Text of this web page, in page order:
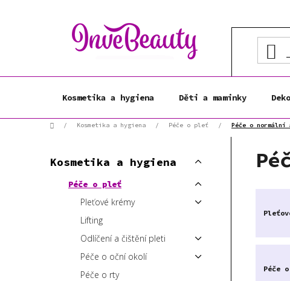
Kosmetika a hygiena Děti a maminky
Domů/ Kosmetika a hygiena / Péče o pleť / Péče o normální
oPřeskočit
kategorie
K
a
Kosmetika a hygiena
Péče o pleť
Pleťové krémy
Lifting
Odlíčení a čištění pleti
Péče o oční okolí
Péče o rty
Péče